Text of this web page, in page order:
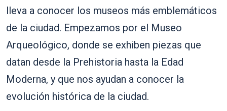
lleva a conocer los museos más emblemáticos
de la ciudad. Empezamos por el Museo
Arqueológico, donde se exhiben piezas que
datan desde la Prehistoria hasta la Edad
Moderna, y que nos ayudan a conocer la
evolución histórica de la ciudad.